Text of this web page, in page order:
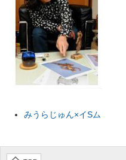
ちょっと気になるネットの話題
みうらじゅん×イSム